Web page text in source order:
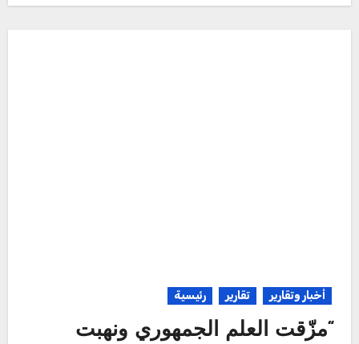
أخبار وتقارير تقارير رئيسية
“مزّقت العلم الجمهوري ونهبت